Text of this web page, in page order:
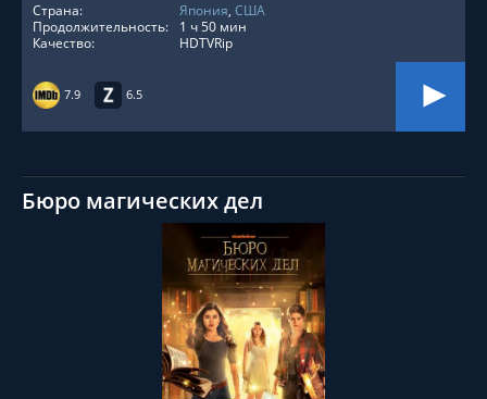
7.9 6.5
Страна:
Япония, США
Продолжительность:
1 ч 50 мин
Качество:
HDTVRip
Бюро магических дел
СМОТРЕТЬ ОНЛАЙН